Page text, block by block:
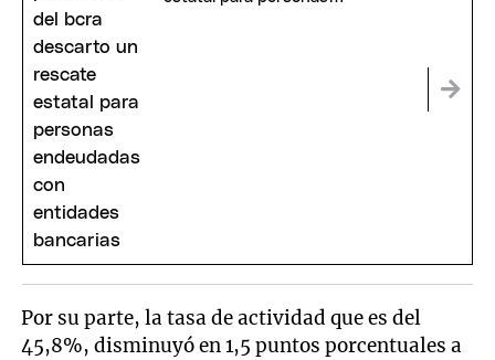
Por su parte, la tasa de actividad que es del
45,8%, disminuyó en 1,5 puntos porcentuales a